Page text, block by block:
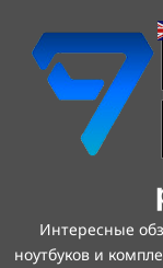
содержимому
Интересные
ноутбуков и